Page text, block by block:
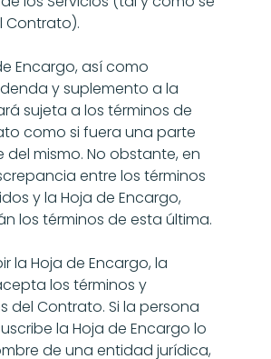
Contrato).
Encargo, así como
y suplemento a la
sujeta a los términos de
como si fuera una parte
del mismo. No obstante, en
entre los términos
y la Hoja de Encargo,
los términos de esta última.
la Hoja de Encargo, la
los términos y
del Contrato. Si la persona
la Hoja de Encargo lo
de una entidad jurídica,